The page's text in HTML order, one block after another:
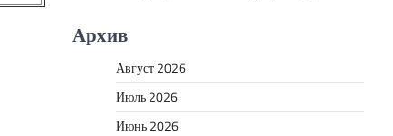
Архив
Август 2026
Июль 2026
Июнь 2026